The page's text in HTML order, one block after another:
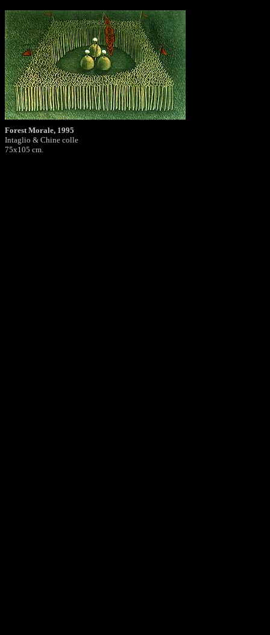
Forest Morale, 1995
Intaglio & Chine colle
75x105 cm.